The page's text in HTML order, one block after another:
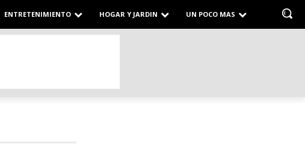
ENTRETENIMIENTO HOGAR Y JARDIN UN POCO MAS